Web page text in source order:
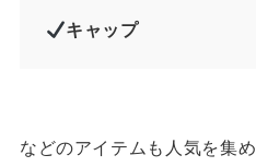
キャップ
などのアイテムも人気を集